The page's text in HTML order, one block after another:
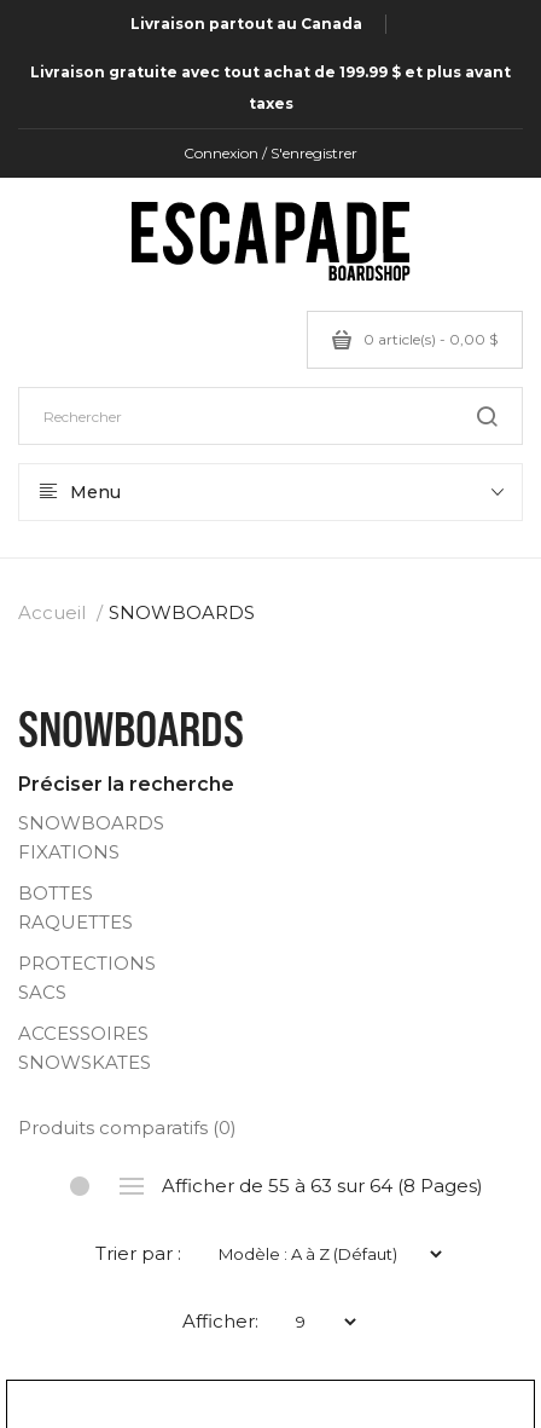
Livraison partout au Canada
Livraison gratuite avec tout achat de 199.99 $ et plus avant
taxes
Connexion / S'enregistrer
0 article(s) - 0,00 $
Menu
Accueil SNOWBOARDS
SNOWBOARDS
Préciser la recherche
SNOWBOARDS
FIXATIONS
BOTTES
RAQUETTES
PROTECTIONS
SACS
ACCESSOIRES
SNOWSKATES
Produits comparatifs (0)
Afficher de 55 à 63 sur 64 (8 Pages)
Trier par :
Afficher: